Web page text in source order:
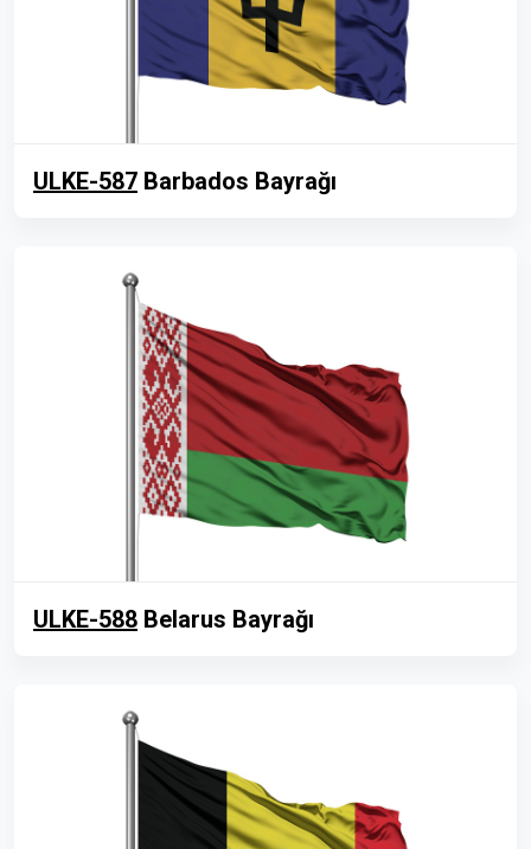
ULKE-587 Barbados Bayrağı
ULKE-588 Belarus Bayrağı